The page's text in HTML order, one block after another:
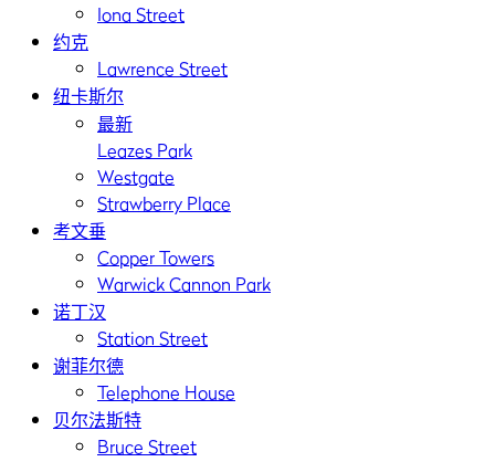
Iona Street
约克
Lawrence Street
纽卡斯尔
最新
Leazes Park
Westgate
Strawberry Place
考文垂
Copper Towers
Warwick Cannon Park
诺丁汉
Station Street
谢菲尔德
Telephone House
贝尔法斯特
Bruce Street